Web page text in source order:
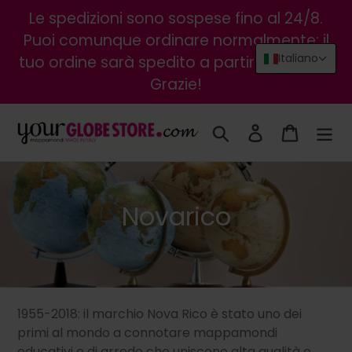
direttamente
contenuti
Le spedizioni sono sospese fino al 24/8.
Puoi comunque ordinare normalmente: il
tuo ordine sarà spedito a partire dal 25/8.
Grazie!
Cerca Accedi Carrello
C
l
l
e
Novarico
1955-2018: il marchio Nova Rico è stato uno dei
primi al mondo a connotare mappamondi
Italiano